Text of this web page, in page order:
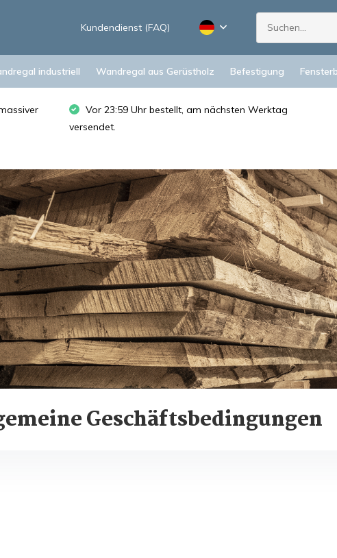
Kundendienst (FAQ)
industriell Wandregal aus Gerüstholz Befestigung
Vor 23:59 Uhr bestellt, am nächsten Werktag
versendet.
Geschäftsbedingungen